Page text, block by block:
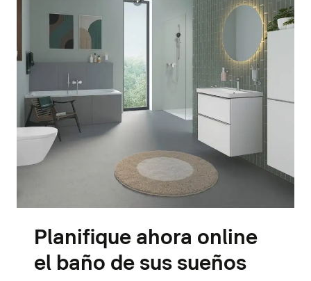
Planifique ahora online
el baño de sus sueños